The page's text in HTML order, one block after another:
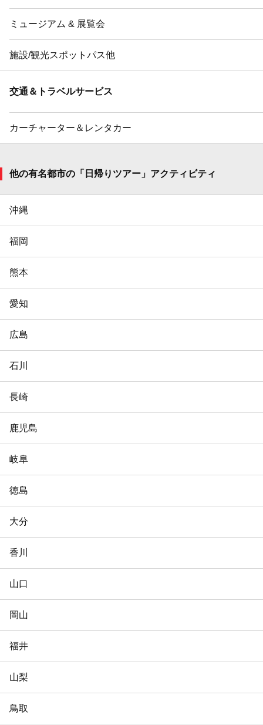
ミュージアム & 展覧会
施設/観光スポットパス他
交通＆トラベルサービス
カーチャーター＆レンタカー
他の有名都市の「日帰りツアー」アクティビティ
沖縄
福岡
熊本
愛知
広島
石川
長崎
鹿児島
岐阜
徳島
大分
香川
山口
岡山
福井
山梨
鳥取